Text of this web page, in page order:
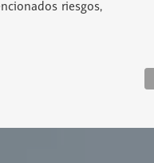
riesgos,